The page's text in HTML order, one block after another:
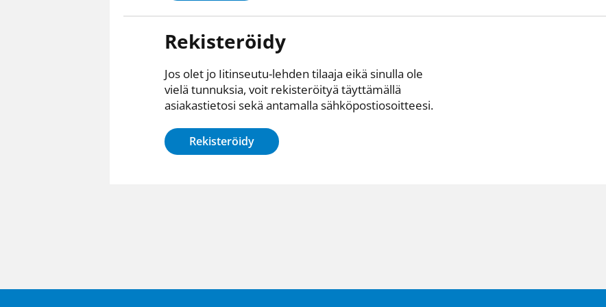
Rekisteröidy
Jos olet jo Iitinseutu-lehden tilaaja eikä sinulla ole
vielä tunnuksia, voit rekisteröityä täyttämällä
asiakastietosi sekä antamalla sähkö­posti­osoitteesi.
Rekisteröidy